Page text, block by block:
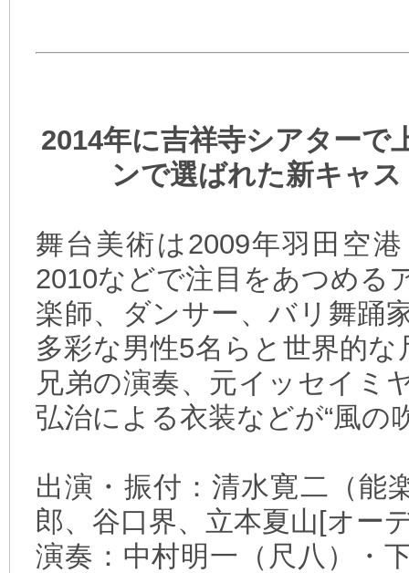
2014年に吉祥寺シアターで
ンで選ばれた新キャ
舞台美術は2009年羽田空
2010などで注目をあつめる
楽師、ダンサー、バリ舞踊
多彩な男性5名らと世界的
兄弟の演奏、元イッセイミ
弘治による衣装などが“風の
出演・振付：清水寛二（能
郎、谷口界、立本夏山[オー
演奏：中村明一（尺八）・